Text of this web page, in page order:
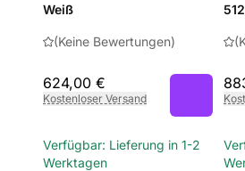
Weiß
(Keine Bewertungen)
624,00 €
Kostenloser Versand
Verfügbar: Lieferung in 1-2
Werktagen